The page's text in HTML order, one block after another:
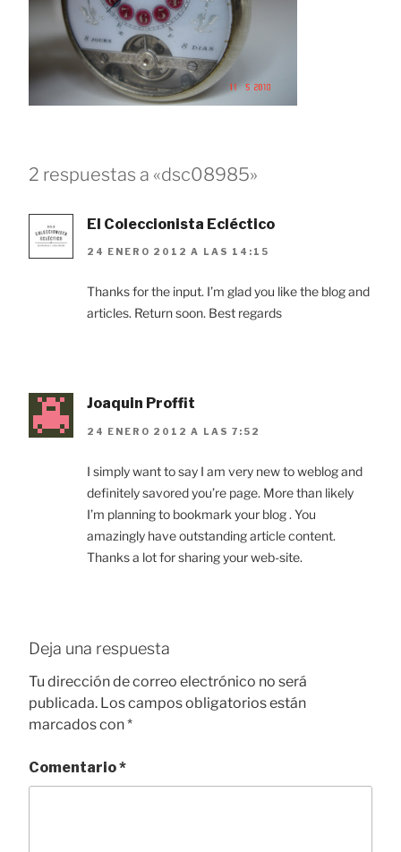
2 respuestas a «dsc08985»
El Coleccionista Ecléctico
24 ENERO 2012 A LAS 14:15
Thanks for the input. I’m glad you like the blog and
articles. Return soon. Best regards
Joaquin Proffit
24 ENERO 2012 A LAS 7:52
I simply want to say I am very new to weblog and
definitely savored you’re page. More than likely
I’m planning to bookmark your blog . You
amazingly have outstanding article content.
Thanks a lot for sharing your web-site.
Deja una respuesta
Tu dirección de correo electrónico no será
publicada. Los campos obligatorios están
marcados con*
Comentario*